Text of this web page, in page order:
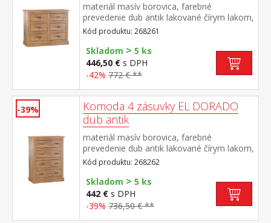
materiál masív borovica, farebné
prevedenie dub antik lakované čírym lakom,
vlis drevenej štruktúry šesť zásuviek súčasť
zostavy EL DORADO
Kód produktu: 268261
Skladom > 5 ks
446,50 € s DPH
-42% 772 € **
-39%
Komoda 4 zásuvky EL DORADO
dub antik
materiál masív borovica, farebné
prevedenie dub antik lakované čírym lakom,
vlis drevenej štruktúry štyri zásuvky súčasť
zostavy EL DORADO
Kód produktu: 268262
Skladom > 5 ks
442 € s DPH
-39% 736,50 € **